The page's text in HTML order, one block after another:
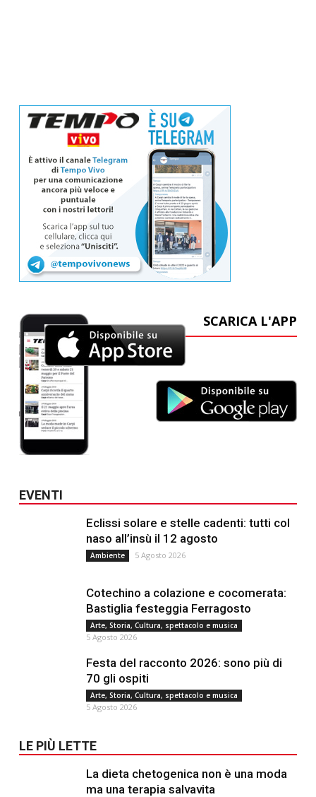
SCARICA L'APP
EVENTI
Eclissi solare e stelle cadenti: tutti col
naso all’insù il 12 agosto
Ambiente 5 Agosto 2026
Cotechino a colazione e cocomerata:
Bastiglia festeggia Ferragosto
Arte, Storia, Cultura, spettacolo e musica
5 Agosto 2026
Festa del racconto 2026: sono più di
70 gli ospiti
Arte, Storia, Cultura, spettacolo e musica
5 Agosto 2026
LE PIÙ LETTE
La dieta chetogenica non è una moda
ma una terapia salvavita